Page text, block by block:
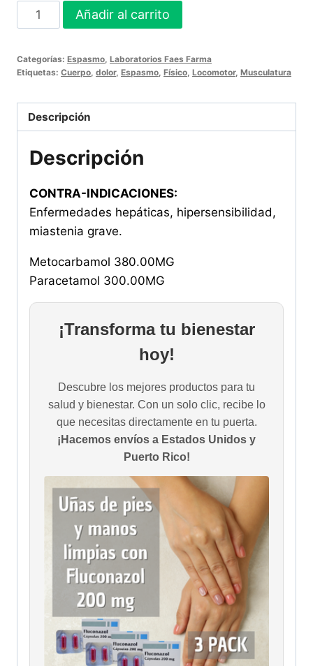
DISTEM
50
cantidad
Añadir al carrito
Categorías: Espasmo Laboratorios Faes Farma
Etiquetas: Cuerpo dolor, Espasmo Físico Locomotor, Musculatura
Descripción
Descripción
CONTRA-INDICACIONES:
Enfermedades hepáticas, hipersensibilidad,
miastenia grave.
Metocarbamol 380.00MG
Paracetamol 300.00MG
¡Transforma tu bienestar
hoy!
Descubre los mejores productos para tu
salud y bienestar. Con un solo clic, recibe lo
que necesitas directamente en tu puerta.
¡Hacemos envíos a Estados Unidos y
Puerto Rico!